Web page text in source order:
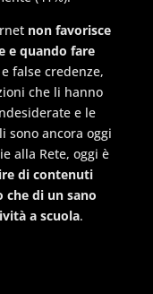
non favorisce
e quando fare
false credenze,
che li hanno
e le
sono ancora oggi
alla Rete, oggi è
di contenuti
di un sano
a scuola.